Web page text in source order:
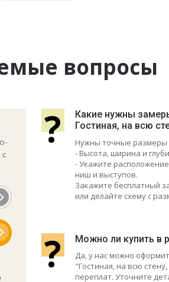
вопросы
?
Какие нужны
Гостиная, на всю
Нужны точные
- Высота, ширина и
- Укажите
ниш и выступов.
Закажите бесплатный
или делайте схему с
? Можно ли купить в
Да, у нас можно
"Гостиная, на всю
переплат. Уточните